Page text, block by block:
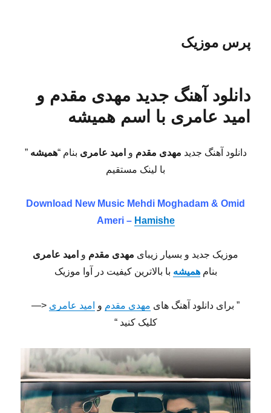
پرس موزیک
دانلود آهنگ جدید مهدی مقدم و
امید عامری با اسم همیشه
دانلود آهنگ جدید مهدی مقدم و امید عامری بنام “همیشه”
با لینک مستقیم
Download New Music Mehdi Moghadam & Omid
Ameri – Hamishe
موزیک جدید و بسیار زیبای مهدی مقدم و امید عامری
بنامهمیشه با بالاترین کیفیت در آوا موزیک
” برای دانلود آهنگ های مهدی مقدم و امید عامری <—
کلیک کنید “